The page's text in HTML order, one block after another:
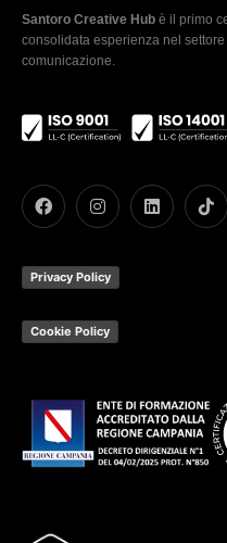
Santoro Creative Hub è il primo
consolidata esperienza nel
comunicazione.
Privacy Policy
Cookie Policy